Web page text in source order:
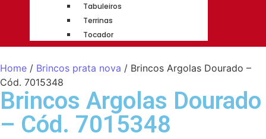
Tabuleiros
Terrinas
Tocador
Home / Brincos prata nova / Brincos Argolas Dourado –
Cód. 7015348
Brincos Argolas Dourado
– Cód. 7015348